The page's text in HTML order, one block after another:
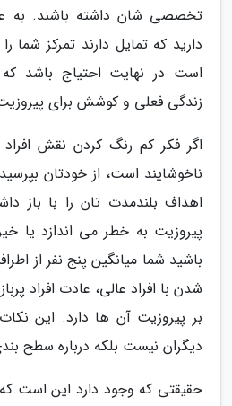
تخصصی شان داشته باشند. به
دارید که تمایل دارند تمرکز شما
است در نهایت احتیاج باشد
زندگی فعلی و کوشش برای
اگر فکر کم رنگ کردن نقش
ناخوشایند است، از خودتان
اهداف بلندمدت تان را با باز
پیروزیت به خطر می اندازد یا
باشید شما میانگین پنج نفر از
شدن با افراد عالی، عادت افراد
بر پیروزیت آن ها دارد. این
دیگران نیست بلکه درباره سطح
حقیقتی که وجود دارد این است